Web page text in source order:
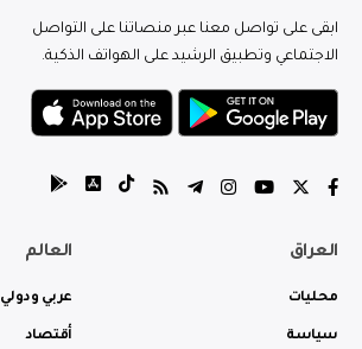
ابقى على تواصل معنا عبر منصاتنا على التواصل
الاجتماعي وتطبيق الرشيد على الهواتف الذكية.
العراق
محليات
سياسة
العالم
عربي ودولي
أقتصاد